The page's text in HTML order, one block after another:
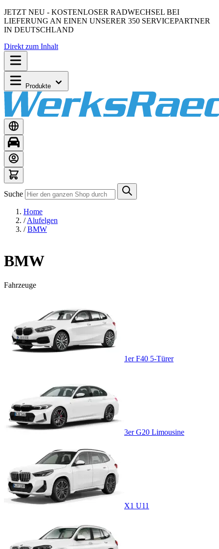
JETZT NEU - KOSTENLOSER RADWECHSEL BEI
LIEFERUNG AN EINEN UNSERER 350 SERVICEPARTNER
IN DEUTSCHLAND
Direkt zum Inhalt
Produkte
Suche
Home
/ Alufelgen
/ BMW
BMW
Fahrzeuge
1er F40 5-Türer
3er G20 Limousine
X1 U11